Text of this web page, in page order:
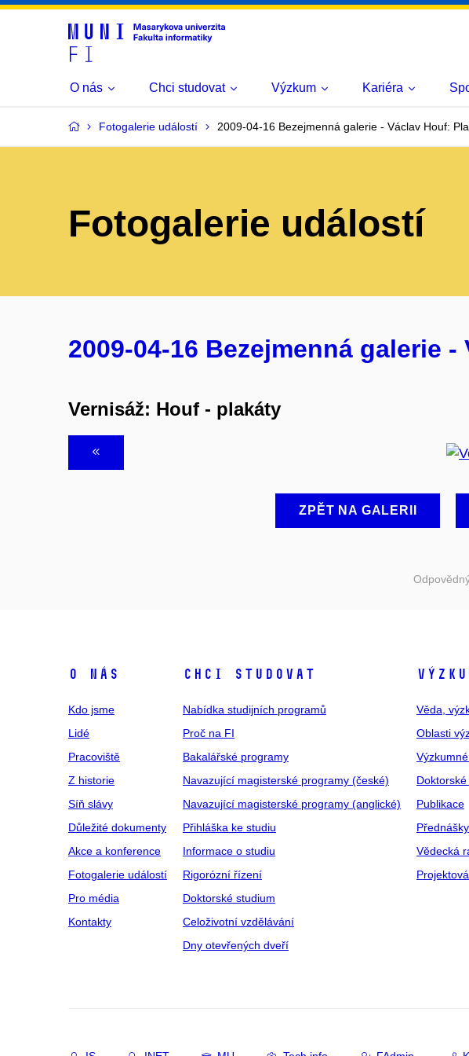
O nás Chci studovat Výzkum Kariéra
Fotogalerie událostí 2009-04-16 Bezejmenná galerie - Václav Houf:
Fotogalerie událostí
2009-04-16 Bezejmenná galerie
Vernisáž: Houf - plakáty
ZPĚT NA GALERII
O NÁS
Kdo jsme
Lidé
Pracoviště
Z historie
Síň slávy
Důležité dokumenty
Akce a konference
Fotogalerie událostí
Pro média
Kontakty
CHCI STUDOVAT
Nabídka studijních programů
Proč na FI
Bakalářské programy
Navazující magisterské programy (české)
Navazující magisterské programy (anglické)
Přihláška ke studiu
Informace o studiu
Rigorózní řízení
Doktorské studium
Celoživotní vzdělávání
Dny otevřených dveří
Věda,
Oblasti
Publikace
Vědecká